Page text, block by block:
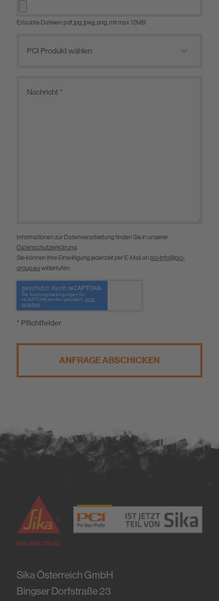
Erlaubte Dateien: pdf, jpg, jpeg, png, mit max 12MB
Informationen zur Datenverarbeitung finden Sie in unserer
Datenschutzerklärung.
Sie können Ihre Einwilligung jederzeit per E-Mail an pci-info@pci-
group.eu widerrufen.
* Pflichtfelder
ANFRAGE ABSCHICKEN
Sika Österreich GmbH
Bingser Dorfstraße 23